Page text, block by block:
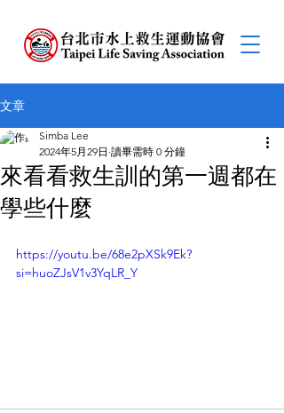
文章
來看看救生訓的第一週都在
學些什麼
Simba Lee
2024年5月29日 讀畢需時 0 分鐘
https://youtu.be/68e2pXSk9Ek?
si=huoZJsV1v3YqLR_Y